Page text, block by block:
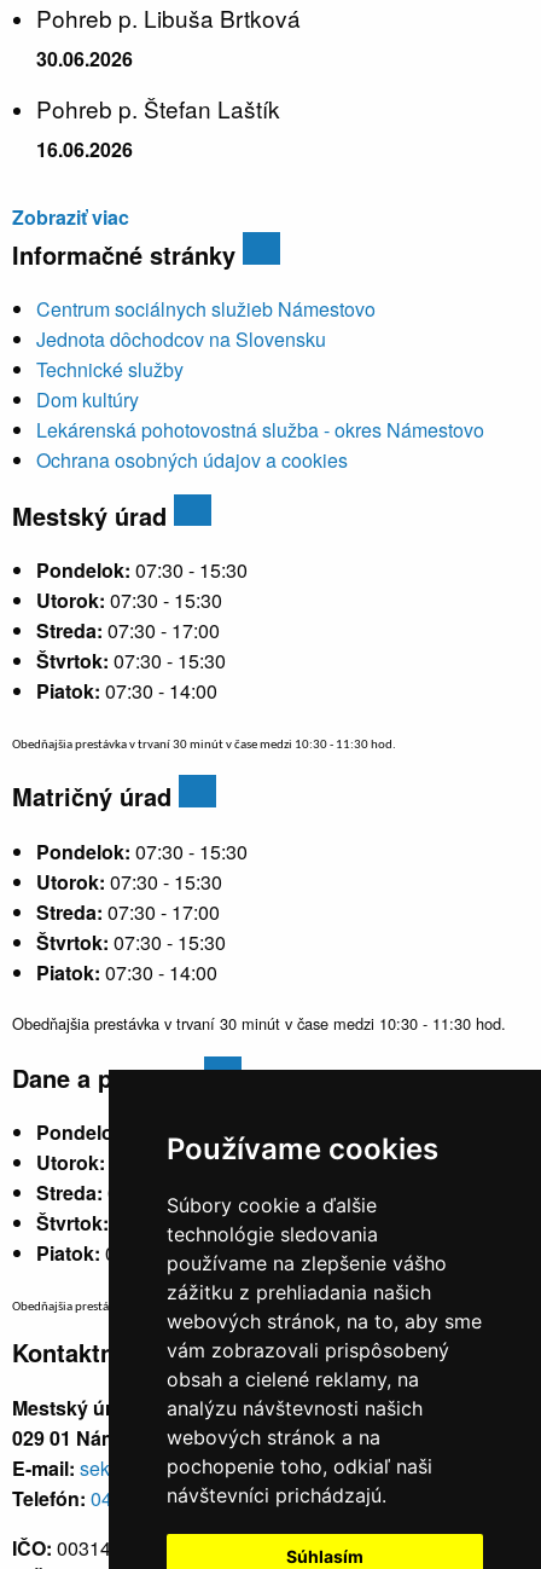
Používame cookies
Súbory cookie a ďalšie
technológie sledovania
používame na zlepšenie vášho
zážitku z prehliadania našich
webových stránok, na to, aby sme
vám zobrazovali prispôsobený
obsah a cielené reklamy, na
analýzu návštevnosti našich
webových stránok a na
pochopenie toho, odkiaľ naši
návštevníci prichádzajú.
Súhlasím
Pohreb p. Libuša Brtková
30.06.2026
Pohreb p. Štefan Laštík
16.06.2026
Zobraziť viac
Informačné stránky
Centrum sociálnych služieb Námestovo
Jednota dôchodcov na Slovensku
Technické služby
Dom kultúry
Lekárenská pohotovostná služba - okres Námestovo
Ochrana osobných údajov a cookies
Mestský úrad
Pondelok: 07:30 - 15:30
Utorok: 07:30 - 15:30
Streda: 07:30 - 17:00
Štvrtok: 07:30 - 15:30
Piatok: 07:30 - 14:00
Obedňajšia prestávka v trvaní 30 minút v čase medzi 10:30 - 11:30 hod.
Matričný úrad
Pondelok: 07:30 - 15:30
Utorok: 07:30 - 15:30
Streda: 07:30 - 17:00
Štvrtok: 07:30 - 15:30
Piatok: 07:30 - 14:00
Obedňajšia prestávka v trvaní 30 minút v čase medzi 10:30 - 11:30 hod.
Dane a poplatky
Pondelok:
07:30 - 15:30
Utorok:
nestránkový
Streda: 07:30 - 17:00
Štvrtok:
nestránkový
Piatok: 07:30 - 14:00
Obedňajšia prestávka v trvaní 30 minút v čase medzi 10:30 - 11:30 hod.
Kontaktné údaje
Mestský úrad, Cyrila a Metoda 329/6,
029 01 Námestovo
E-mail: sekretariat@namestovo.sk
Telefón: 043 5504711
IČO: 00314676